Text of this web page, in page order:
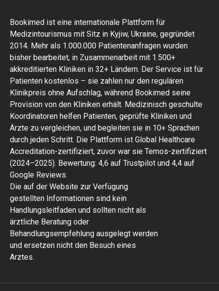
Bookimed ist eine internationale Plattform für
Medizintourismus mit Sitz in Kyjiw, Ukraine, gegründet
2014. Mehr als 1.000.000 Patientenanfragen wurden
bisher bearbeitet, in Zusammenarbeit mit 1.500+
akkreditierten Kliniken in 32+ Ländern. Der Service ist für
Patienten kostenlos – sie zahlen nur den regulären
Klinikpreis ohne Aufschlag, während Bookimed seine
Provision von den Kliniken erhält. Medizinisch geschulte
Koordinatoren helfen Patienten, geprüfte Kliniken und
Ärzte zu vergleichen, und begleiten sie in 10+ Sprachen
durch jeden Schritt. Die Plattform ist Global Healthcare
Accreditation-zertifiziert, zuvor war sie Temos-zertifiziert
(2024–2025). Bewertung: 4,6 auf Trustpilot und 4,4 auf
Google Reviews.
Die auf der Website zur Verfügung
gestellten Informationen sind kein
Handlungsleitfaden und sollten nicht als
ärztliche Beratung oder
Behandlungsempfehlung ausgelegt werden
und ersetzen nicht den Besuch eines
Arztes.